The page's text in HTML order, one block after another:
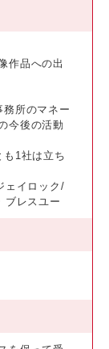
作品への出
所のマネー
今後の活動
1社は立ち
ェイロック/
ブレスユー